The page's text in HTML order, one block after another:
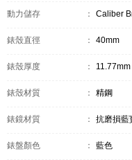
動力儲存 ： Caliber
錶殼直徑 ： 40mm
錶殼厚度 ： 11.77mm
錶殼材質 ： 精鋼
錶鏡材質 ： 抗磨損藍
錶盤顏色 ： 藍色